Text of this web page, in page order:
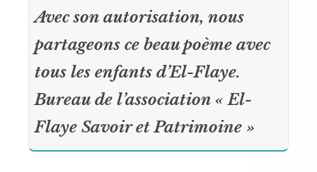
Avec son autorisation, nous
partageons ce beau poème avec
tous les enfants d’El-Flaye.
Bureau de l’association « El-
Flaye Savoir et Patrimoine »